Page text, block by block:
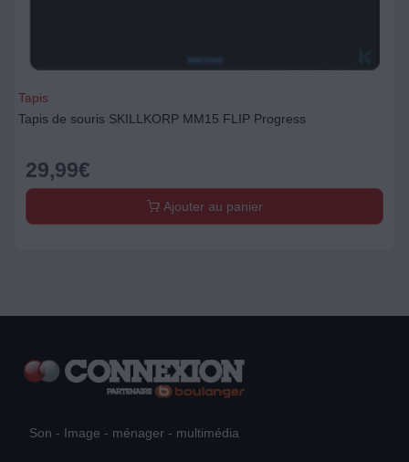
Tapis
Tapis de souris SKILLKORP MM15 FLIP Progress
29,99€
Ajouter au panier
Son - Image - ménager - multimédia